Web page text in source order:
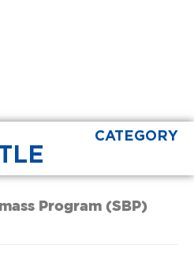
CATEGORY
Program (SBP)